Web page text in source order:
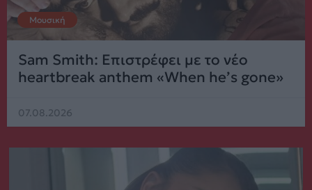
Μουσική
Sam Smith: Επιστρέφει με το νέο
heartbreak anthem «When he’s gone»
07.08.2026